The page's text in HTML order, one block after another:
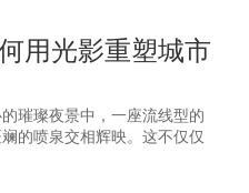
用光影重塑城市
璀璨夜景中，一座流线型的
的喷泉交相辉映。这不仅仅